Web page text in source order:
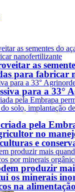
as
para fabricar
para a 33°
pela
no
e
produzir
os minerais
na alimentação